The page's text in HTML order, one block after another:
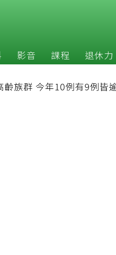
影音 課程 退休力
齡族群 今年10例有9例皆